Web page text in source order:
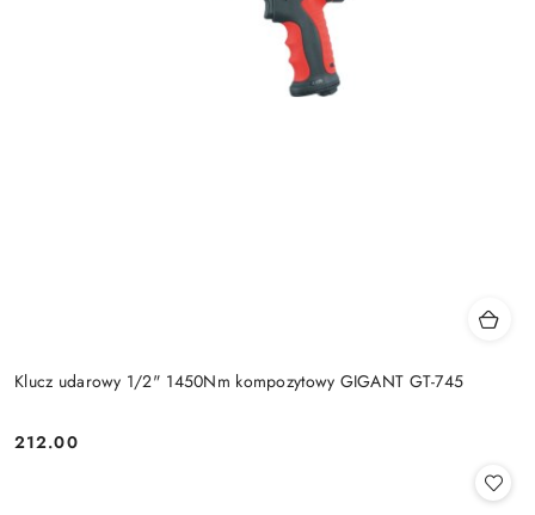
Klucz udarowy 1/2" 1450Nm kompozytowy GIGANT GT-745
Cena:
212.00